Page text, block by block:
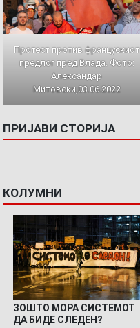
Протест против францускиот
предлог пред Влада. Фото:
Александар
Митовски,03.06.2022
ПРИЈАВИ СТОРИЈА
КОЛУМНИ
ЗОШТО МОРА СИСТЕМОТ
ДА БИДЕ СЛЕДЕН?